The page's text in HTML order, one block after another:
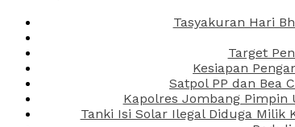
Tasyakuran Hari
Target
Kesiapan
Satpol PP dan Bea
Kapolres Jombang Pimpin
Tanki Isi Solar Ilegal Diduga Milik